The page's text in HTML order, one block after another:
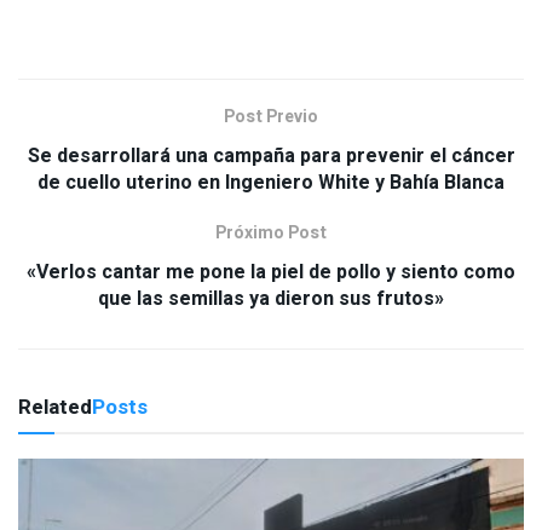
Post Previo
Se desarrollará una campaña para prevenir el cáncer
de cuello uterino en Ingeniero White y Bahía Blanca
Próximo Post
«Verlos cantar me pone la piel de pollo y siento como
que las semillas ya dieron sus frutos»
RelatedPosts